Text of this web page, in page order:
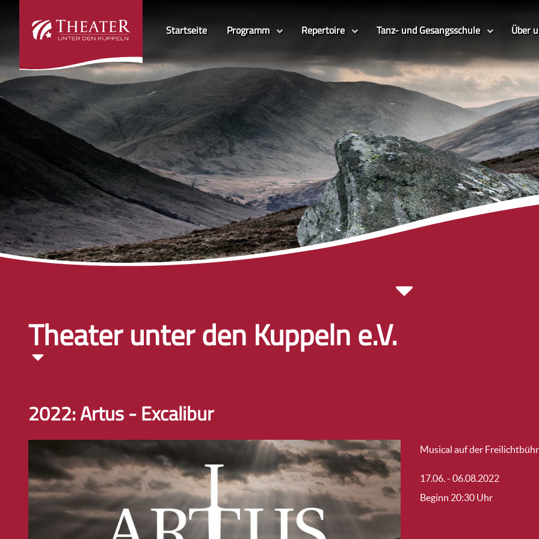
Startseite Programm Repertoire Tanz- und Gesangsschule Über
Theater unter den Kuppeln e.V.
2022: Artus - Excalibur
Musical auf der
17.06. - 06.08.2022
Beginn 20:30 Uhr